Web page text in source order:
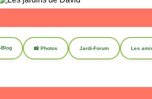
📸 Photos Jardi-Forum Les